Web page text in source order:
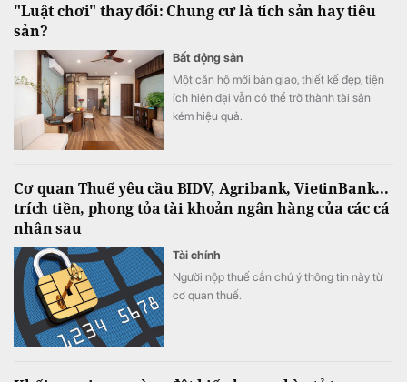
"Luật chơi" thay đổi: Chung cư là tích sản hay tiêu
sản?
Bất động sản
Một căn hộ mới bàn giao, thiết kế đẹp, tiện
ích hiện đại vẫn có thể trở thành tài sản
kém hiệu quả.
Cơ quan Thuế yêu cầu BIDV, Agribank, VietinBank...
trích tiền, phong tỏa tài khoản ngân hàng của các cá
nhân sau
Tài chính
Người nộp thuế cần chú ý thông tin này từ
cơ quan thuế.